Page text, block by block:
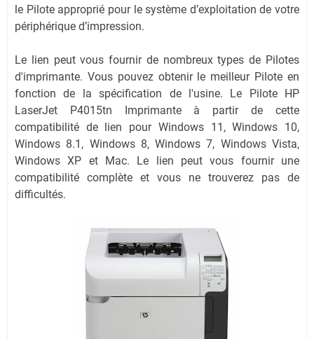
le Pilote approprié pour le système d’exploitation de votre
périphérique d’impression.
Le lien peut vous fournir de nombreux types de Pilotes
d'imprimante. Vous pouvez obtenir le meilleur Pilote en
fonction de la spécification de l'usine. Le Pilote HP
LaserJet P4015tn Imprimante à partir de cette
compatibilité de lien pour Windows 11, Windows 10,
Windows 8.1, Windows 8, Windows 7, Windows Vista,
Windows XP et Mac. Le lien peut vous fournir une
compatibilité complète et vous ne trouverez pas de
difficultés.